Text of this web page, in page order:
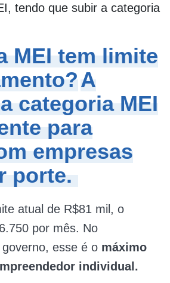
tendo que subir a categoria
MEI tem limite
A
categoria MEI
para
empresas
porte.
atual de R$81 mil, o
por mês. No
esse é o máximo
individual.